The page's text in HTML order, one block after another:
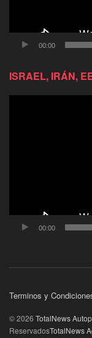
00:00
ISRAEL, IRÁN,
00:00
Terminos y
© 2026 TotalNews
ReservadosTotalNews